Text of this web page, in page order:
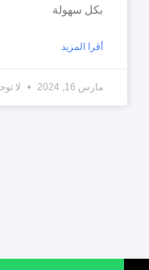
بكل سهولة
أقرا المزيد
مارس 16, 2024 لا